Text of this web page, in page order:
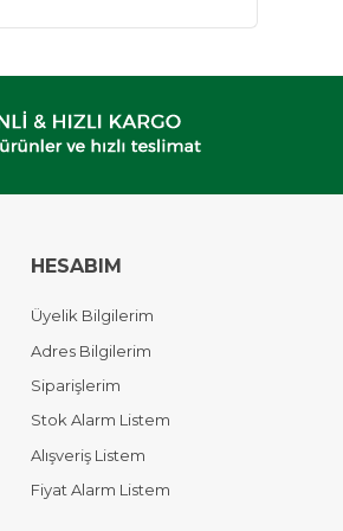
HESABIM
Üyelik Bilgilerim
Adres Bilgilerim
Siparişlerim
Stok Alarm Listem
Alışveriş Listem
Fiyat Alarm Listem